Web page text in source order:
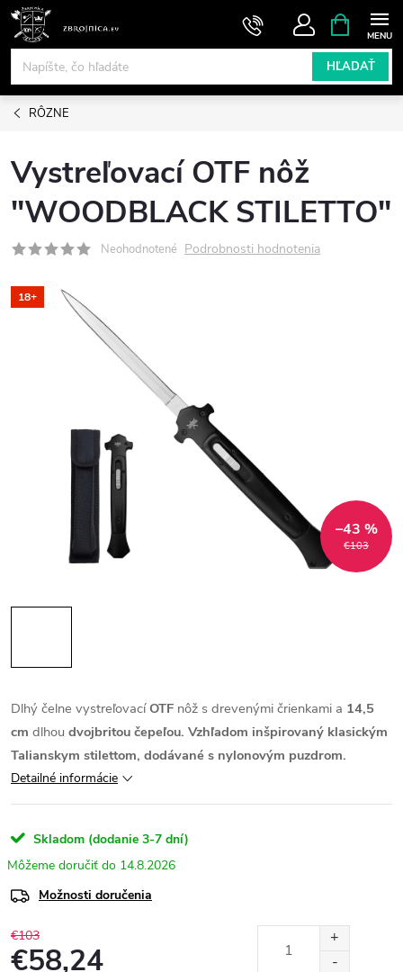
Prejsť
obsah
HĽADAŤ
KOŠÍK
RÔZNE
Vystreľovací OTF nôž
"WOODBLACK STILETTO"
Neohodnotené Podrobnosti hodnotenia
18+
€103
–43 %
Dlhý čelne vystreľovacíOTF nôž s drevenými črienkami a 14,5
cm dlhou dvojbritou čepeľou. Vzhľadom inšpirovaný klasickým
Talianskym stilettom, dodávané s nylonovým puzdrom.
Detailné informácie
Skladom (dodanie 3-7 dní)
14.8.2026
Možnosti doručenia
€103
€58,24